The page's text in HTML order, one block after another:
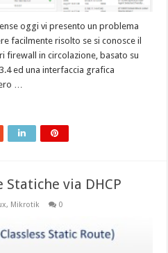
oggi vi presento un problema
facilmente risolto se si conosce il
firewall in circolazione, basato su
ed una interfaccia grafica
…
Statiche via DHCP
, Mikrotik 0